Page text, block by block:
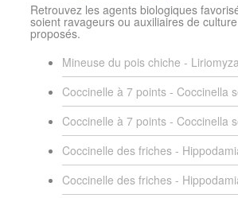
Retrouvez les agents biologiques
soient ravageurs ou auxiliaires de
proposés.
Mineuse du pois chiche -
Coccinelle à 7 points - Coccinella
Coccinelle à 7 points - Coccinella
Coccinelle des friches -
Coccinelle des friches -